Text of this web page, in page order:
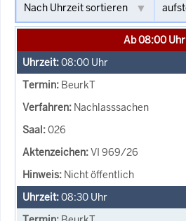
Ab 08:00 Uhr
08:00 Uhr
BeurkT
Nachlasssachen
026
VI 969/26
Nicht öffentlich
08:30 Uhr